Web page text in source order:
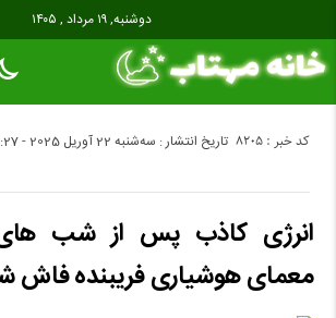
دوشنبه, ۱۹ مرداد , ۱۴۰۵
تاریخ انتشار : سه‌شنبه 22 آوریل 2025 - 19:27 کد خبر : 8205
انرژی کاذب پس از شب‌
معمای هوشیاری فریبنده فاش